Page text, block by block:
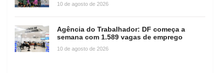
10 de agosto de 2026
Agência do Trabalhador: DF começa a
semana com 1.589 vagas de emprego
10 de agosto de 2026